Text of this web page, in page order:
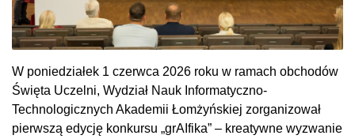
W poniedziałek 1 czerwca 2026 roku w ramach obchodów
Święta Uczelni, Wydział Nauk Informatyczno-
Technologicznych Akademii Łomżyńskiej zorganizował
pierwszą edycję konkursu „grAIfika” – kreatywne wyzwanie